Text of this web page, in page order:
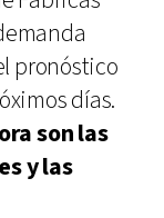
pronóstico
días.
son las
y las